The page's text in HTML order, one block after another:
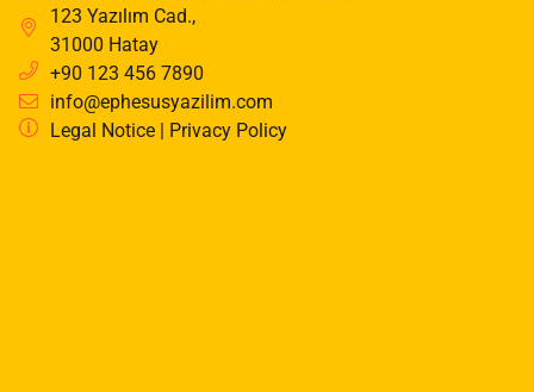
123 Yazılım Cad.,
31000 Hatay
+90 123 456 7890
info@ephesusyazilim.com
Legal Notice| Privacy Policy